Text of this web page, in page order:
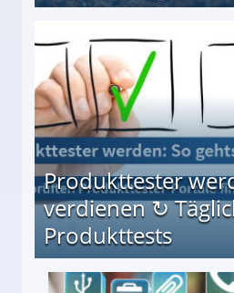
Produkttester
verdienen ↻
Produkttests
↻ Täglich neue Produkttests